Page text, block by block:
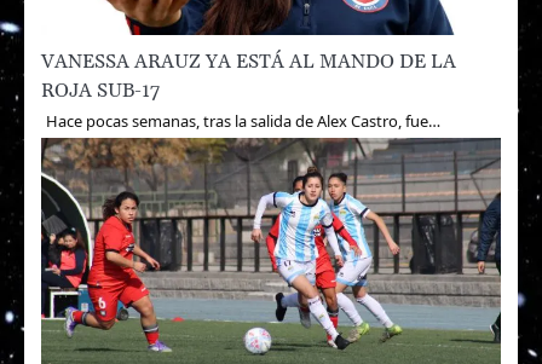
VANESSA ARAUZ YA ESTÁ AL MANDO DE LA
ROJA SUB-17
Hace pocas semanas, tras la salida de Alex Castro, fue…